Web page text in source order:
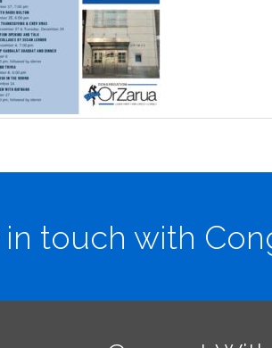
in touch with